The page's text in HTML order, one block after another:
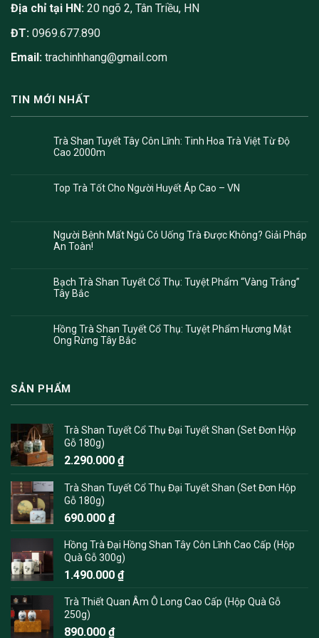
Địa chỉ tại HN: 20 ngõ 2, Tân Triều, HN
ĐT: 0969.677.890
Email: trachinhhang@gmail.com
TIN MỚI NHẤT
Trà Shan Tuyết Tây Côn Lĩnh: Tinh Hoa Trà Việt Từ Độ
Cao 2000m
Top Trà Tốt Cho Người Huyết Áp Cao – VN
Người Bệnh Mất Ngủ Có Uống Trà Được Không? Giải Pháp
An Toàn!
Bạch Trà Shan Tuyết Cổ Thụ: Tuyệt Phẩm “Vàng Trắng”
Tây Bắc
Hồng Trà Shan Tuyết Cổ Thụ: Tuyệt Phẩm Hương Mật
Ong Rừng Tây Bắc
SẢN PHẨM
Trà Shan Tuyết Cổ Thụ Đại Tuyết Shan (Set Đơn Hộp
Gỗ 180g)
2.290.000 ₫
Trà Shan Tuyết Cổ Thụ Đại Tuyết Shan (Set Đơn Hộp
Gỗ 180g)
690.000 ₫
Hồng Trà Đại Hồng Shan Tây Côn Lĩnh Cao Cấp (Hộp
Quà Gỗ 300g)
1.490.000 ₫
Trà Thiết Quan Âm Ô Long Cao Cấp (Hộp Quà Gỗ
250g)
890.000 ₫